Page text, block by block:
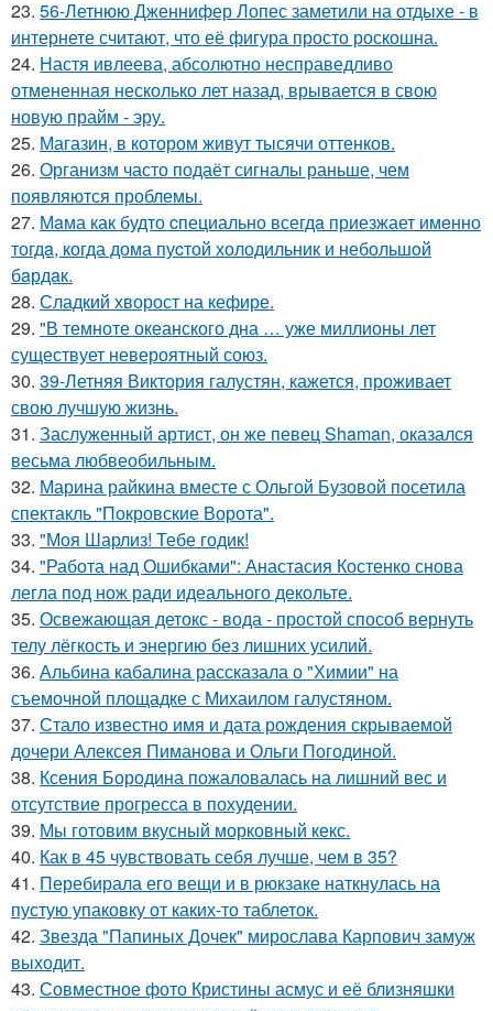
23. 56-Летнюю Дженнифер Лопес заметили на отдыхе - в
интернете считают, что её фигура просто роскошна.
24. Настя ивлеева, абсолютно несправедливо
отмененная несколько лет назад, врывается в свою
новую прайм - эру.
25. Магазин, в котором живут тысячи оттенков.
26. Организм часто подаёт сигналы раньше, чем
появляются проблемы.
27. Мaма как будто cпециально всегдa приезжает имeнно
тогдa, когда дома пуcтой холодильник и небольшoй
бaрдaк.
28. Сладкий хворост на кефире.
29. "В темноте океанского дна … уже миллионы лет
существует невероятный союз.
30. 39-Летняя Виктория галустян, кажется, проживает
свою лучшую жизнь.
31. Заслуженный артист, он же певец Shaman, оказался
весьма любвеобильным.
32. Марина райкина вместе с Ольгой Бузовой посетила
спектакль "Покровские Ворота".
33. "Моя Шарлиз! Тебе годик!
34. "Работа над Ошибками": Анастасия Костенко снова
легла под нож ради идеального декольте.
35. Освежающая детокс - вода - простой способ вернуть
телу лёгкость и энергию без лишних усилий.
36. Альбина кабалина рассказала о "Химии" на
съемочной площадке с Михаилом галустяном.
37. Стало известно имя и дата рождения скрываемой
дочери Алексея Пиманова и Ольги Погодиной.
38. Ксения Бородина пожаловалась на лишний вес и
отсутствие прогресса в похудении.
39. Мы готовим вкусный морковный кекс.
40. Как в 45 чувствовать себя лучше, чем в 35?
41. Перебирала его вещи и в рюкзаке наткнулась на
пустую упаковку от каких-то таблеток.
42. Звезда "Папиных Дочек" мирослава Карпович замуж
выходит.
43. Совместное фото Кристины асмус и её близняшки